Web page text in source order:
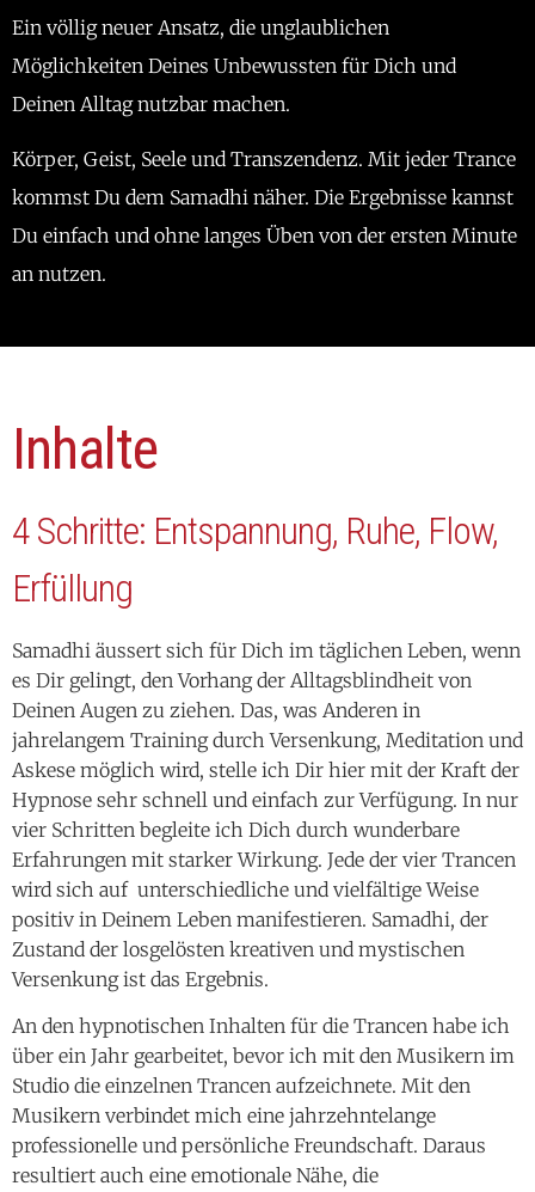
Ein völlig neuer Ansatz, die unglaublichen
Möglichkeiten Deines Unbewussten für Dich und
Deinen Alltag nutzbar machen.
Körper, Geist, Seele und Transzendenz. Mit jeder Trance
kommst Du dem Samadhi näher. Die Ergebnisse kannst
Du einfach und ohne langes Üben von der ersten Minute
an nutzen.
Inhalte
4 Schritte: Entspannung, Ruhe, Flow,
Erfüllung
Samadhi äussert sich für Dich im täglichen Leben, wenn
es Dir gelingt, den Vorhang der Alltagsblindheit von
Deinen Augen zu ziehen. Das, was Anderen in
jahrelangem Training durch Versenkung, Meditation und
Askese möglich wird, stelle ich Dir hier mit der Kraft der
Hypnose sehr schnell und einfach zur Verfügung. In nur
vier Schritten begleite ich Dich durch wunderbare
Erfahrungen mit starker Wirkung. Jede der vier Trancen
wird sich auf unterschiedliche und vielfältige Weise
positiv in Deinem Leben manifestieren. Samadhi, der
Zustand der losgelösten kreativen und mystischen
Versenkung ist das Ergebnis.
An den hypnotischen Inhalten für die Trancen habe ich
über ein Jahr gearbeitet, bevor ich mit den Musikern im
Studio die einzelnen Trancen aufzeichnete. Mit den
Musikern verbindet mich eine jahrzehntelange
professionelle und persönliche Freundschaft. Daraus
resultiert auch eine emotionale Nähe, die